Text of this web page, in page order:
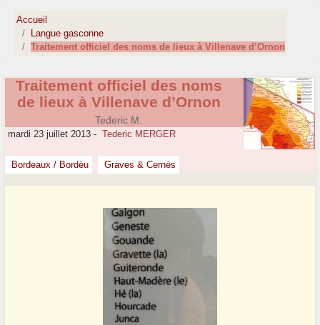
Accueil
Langue gasconne
Traitement officiel des noms de lieux à Villenave d’Ornon
Traitement officiel des noms
de lieux à Villenave d’Ornon
Tederic M.
mardi 23 juillet 2013 - Tederic MERGER
Bordeaux / Bordèu Graves & Cernès